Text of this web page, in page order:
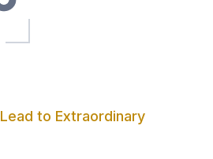
to Extraordinary